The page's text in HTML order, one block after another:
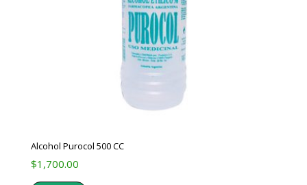
Alcohol Purocol 500 CC
$1,700.00